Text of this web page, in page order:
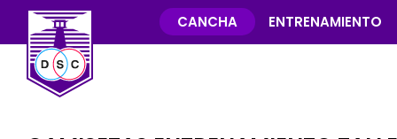
CANCHA ENTRENAMIENTO